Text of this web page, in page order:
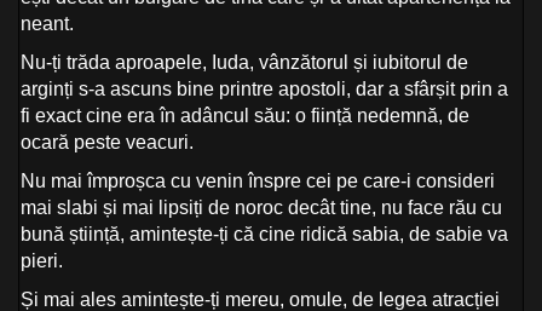
neant.
Nu-ți trăda aproapele, Iuda, vânzătorul și iubitorul de
arginți s-a ascuns bine printre apostoli, dar a sfârșit prin a
fi exact cine era în adâncul său: o ființă nedemnă, de
ocară peste veacuri.
Nu mai împroșca cu venin înspre cei pe care-i consideri
mai slabi și mai lipsiți de noroc decât tine, nu face rău cu
bună știință, amintește-ți că cine ridică sabia, de sabie va
pieri.
Și mai ales amintește-ți mereu, omule, de legea atracției